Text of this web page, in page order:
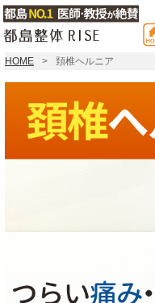
HOME 頚椎ヘルニア